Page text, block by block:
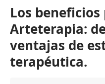
Los
Arteterapia:
ventajas de
terapéutica.